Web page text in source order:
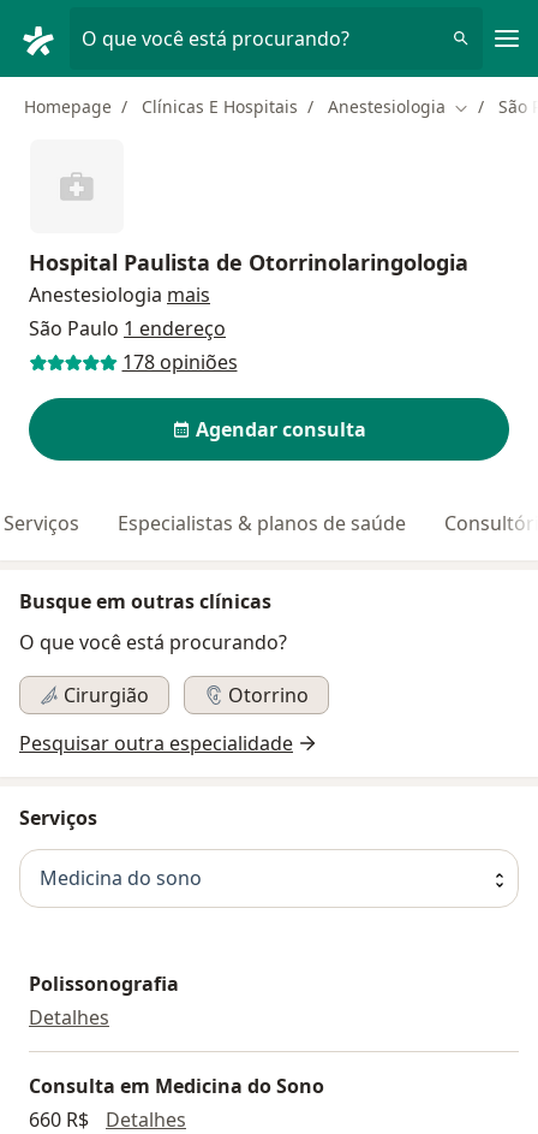
O que você está procurando?
Homepage Clínicas E Hospitais Anestesiologia Mudar de
São
Hospital Paulista de Otorrinolaringologia
Anestesiologia mais
São Paulo 1 endereço
178 opiniões
Agendar consulta
Serviços Especialistas & planos de saúde
Busque em outras clínicas
O que você está procurando?
Cirurgião
Otorrino
Pesquisar outra especialidade
Serviços
Medicina do sono
Polissonografia
Detalhes
Consulta em Medicina do Sono
660 R$
Detalhes